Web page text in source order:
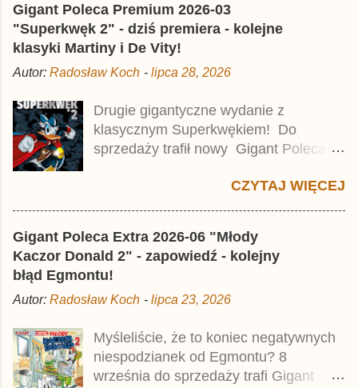
i
j
o
m
e
t
a
r
z
Gigant Poleca Premium 2026-03
"Superkwęk 2" - dziś premiera - kolejne
klasyki Martiny i De Vity!
Autor: Radosław Koch - lipca 28, 2026
Drugie gigantyczne wydanie z
klasycznym Superkwękiem! Do
sprzedaży trafił nowy Gigant Poleca
Jest to kolejny 624-stronicowy tom z
wynosi 49,99 zł i zamówicie go także z
rabatem na Egmont.pl . Za przekład
odpowiadał Jacek Drewnowski.
Publikacja jest przedrukiem drugiego
Taschenbuch Phantomias Collection ,
który trafił do sprzedaży pod koniec
2025 roku.
CZYTAJ WIĘCEJ
Gigant Poleca Extra 2026-06 "Młody
Kaczor Donald 2" - zapowiedź - kolejny
błąd Egmontu!
Autor: Radosław Koch - lipca 23, 2026
Myśleliście, że to koniec negatywnych
niespodzianek od Egmontu? 8
września do sprzedaży trafi Gigant